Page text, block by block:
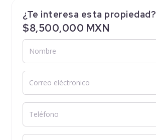
¿Te interesa esta propiedad?
$8,500,000 MXN